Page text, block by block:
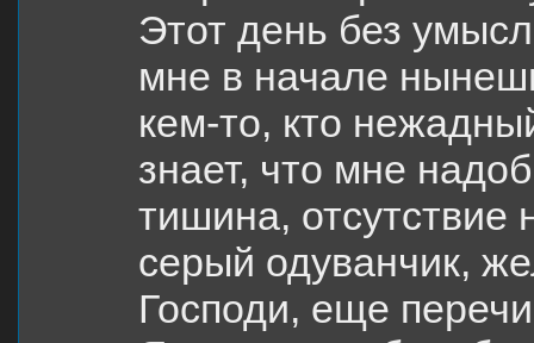
Этот день без
мне в начале
кем-то, кто
знает, что мне
тишина, отсутствие
серый одуванчик,
Господи, еще